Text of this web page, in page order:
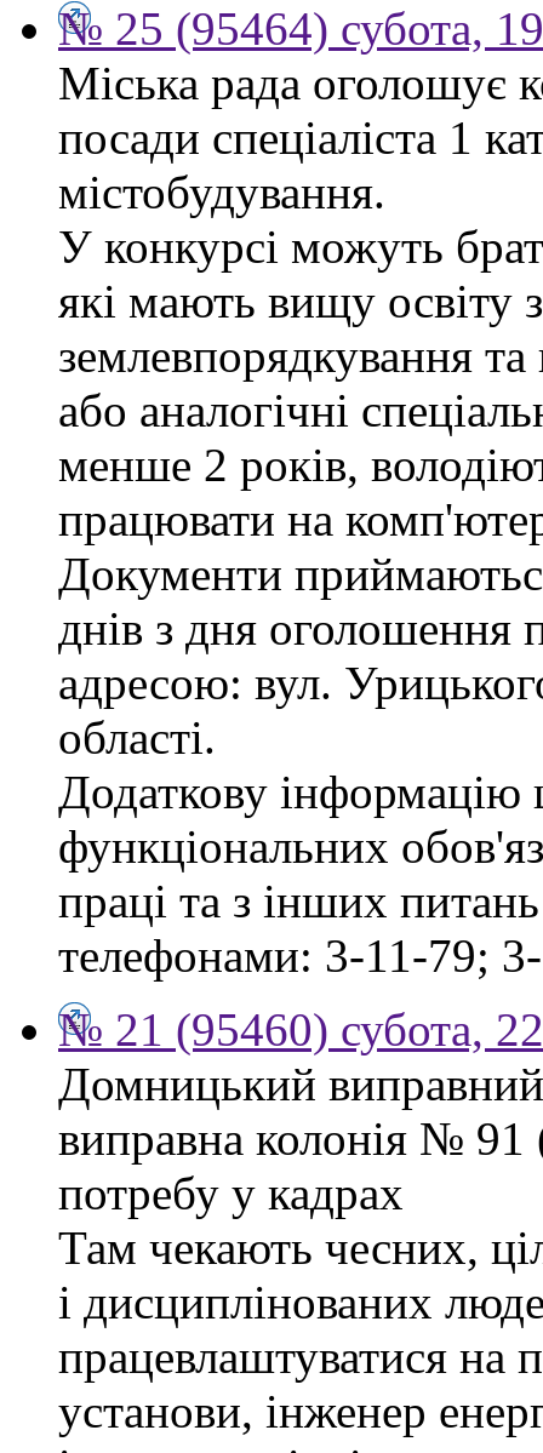
№ 25 (95464) субота,
Міська рада оголошує
посади спеціаліста 1
містобудування.
У конкурсі можуть
які мають вищу освіту
землевпорядкування
або аналогічні
менше 2 років,
працювати на
Документи
днів з дня оголошення
адресою: вул.
області.
Додаткову
функціональних
праці та з інших
телефонами: 3-11-79;
№ 21 (95460) субота,
Домницький
виправна колонія №
потребу у кадрах
Там чекають чесних,
і дисциплінованих
працевлаштуватися на
установи, інженер